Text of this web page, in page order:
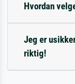
Hvordan
Jeg er
riktig!